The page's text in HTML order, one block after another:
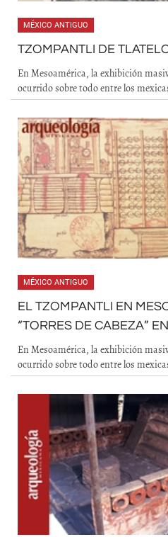
MÉXICO ANTIGUO
TZOMPANTLI DE
En Mesoamérica, la exhibición
ocurrido sobre todo entre los
MÉXICO ANTIGUO
EL TZOMPANTLI EN
“TORRES DE CABEZA”
En Mesoamérica, la exhibición
ocurrido sobre todo entre los